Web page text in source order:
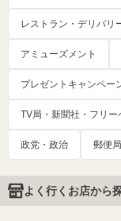
レストラン・デリバリ
アミューズメント
プレゼントキャンペー
TV局・新聞社・フリ
政党・政治 郵便局
よく行くお店から